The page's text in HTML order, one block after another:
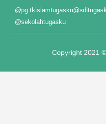
@pg.tkislamtugasku
@sekolahtugasku
Copyright 2021